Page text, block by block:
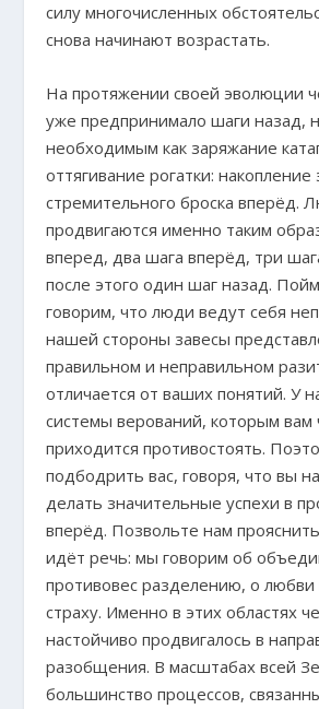
силу многочисленных
снова начинают возрастать.
На протяжении своей эволюции
уже предпринимало шаги назад,
необходимым как заряжание
оттягивание рогатки: накопление
стремительного броска вперёд.
продвигаются именно таким
вперед, два шага вперёд, три
после этого один шаг назад.
говорим, что люди ведут себя
нашей стороны завесы
правильном и неправильном
отличается от ваших понятий. У
системы верований, которым вам
приходится противостоять.
подбодрить вас, говоря, что вы
делать значительные успехи в
вперёд. Позвольте нам
идёт речь: мы говорим об
противовес разделению, о любви
страху. Именно в этих областях
настойчиво продвигалось в
разобщения. В масштабах всей
большинство процессов,